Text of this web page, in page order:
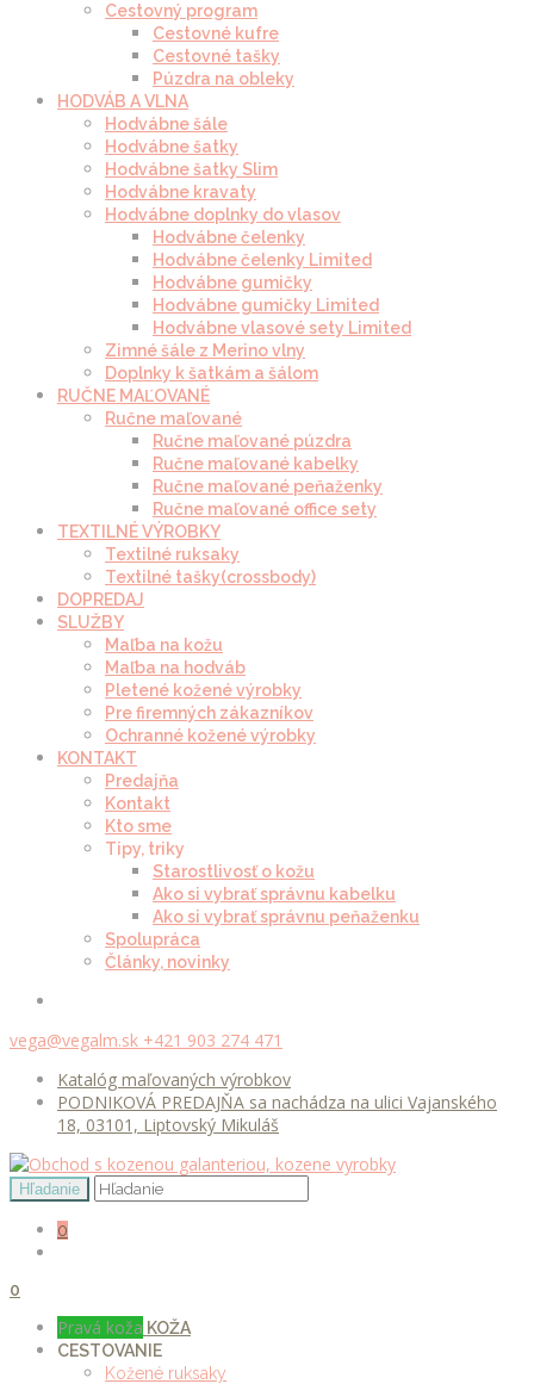
Cestovný program
Cestovné kufre
Cestovné tašky
Púzdra na obleky
HODVÁB A VLNA
Hodvábne šále
Hodvábne šatky
Hodvábne šatky Slim
Hodvábne kravaty
Hodvábne doplnky do vlasov
Hodvábne čelenky
Hodvábne čelenky Limited
Hodvábne gumičky
Hodvábne gumičky Limited
Hodvábne vlasové sety Limited
Zimné šále z Merino vlny
Doplnky k šatkám a šálom
RUČNE MAĽOVANÉ
Ručne maľované
Ručne maľované púzdra
Ručne maľované kabelky
Ručne maľované peňaženky
Ručne maľované office sety
TEXTILNÉ VÝROBKY
Textilné ruksaky
Textilné tašky(crossbody)
DOPREDAJ
SLUŽBY
Maľba na kožu
Maľba na hodváb
Pletené kožené výrobky
Pre firemných zákazníkov
Ochranné kožené výrobky
KONTAKT
Predajňa
Kontakt
Kto sme
Tipy, triky
Starostlivosť o kožu
Ako si vybrať správnu kabelku
Ako si vybrať správnu peňaženku
Spolupráca
Články, novinky
vega@vegalm.sk +421 903 274 471
Katalóg maľovaných výrobkov
PODNIKOVÁ PREDAJŇA sa nachádza na ulici Vajanského
18, 03101, Liptovský Mikuláš
0
0
Pravá koža KOŽA
CESTOVANIE
Kožené ruksaky